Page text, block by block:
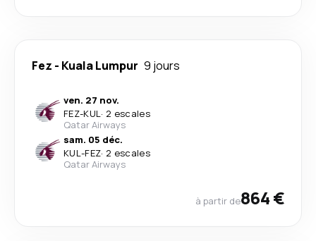
Fez - Kuala Lumpur 9 jours
ven. 27 nov.
FEZ-KUL· 2 escales
Qatar Airways
sam. 05 déc.
KUL-FEZ· 2 escales
Qatar Airways
à partir de864 €